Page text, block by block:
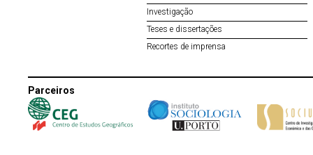
Investigação
Teses e dissertações
Recortes de imprensa
Parceiros